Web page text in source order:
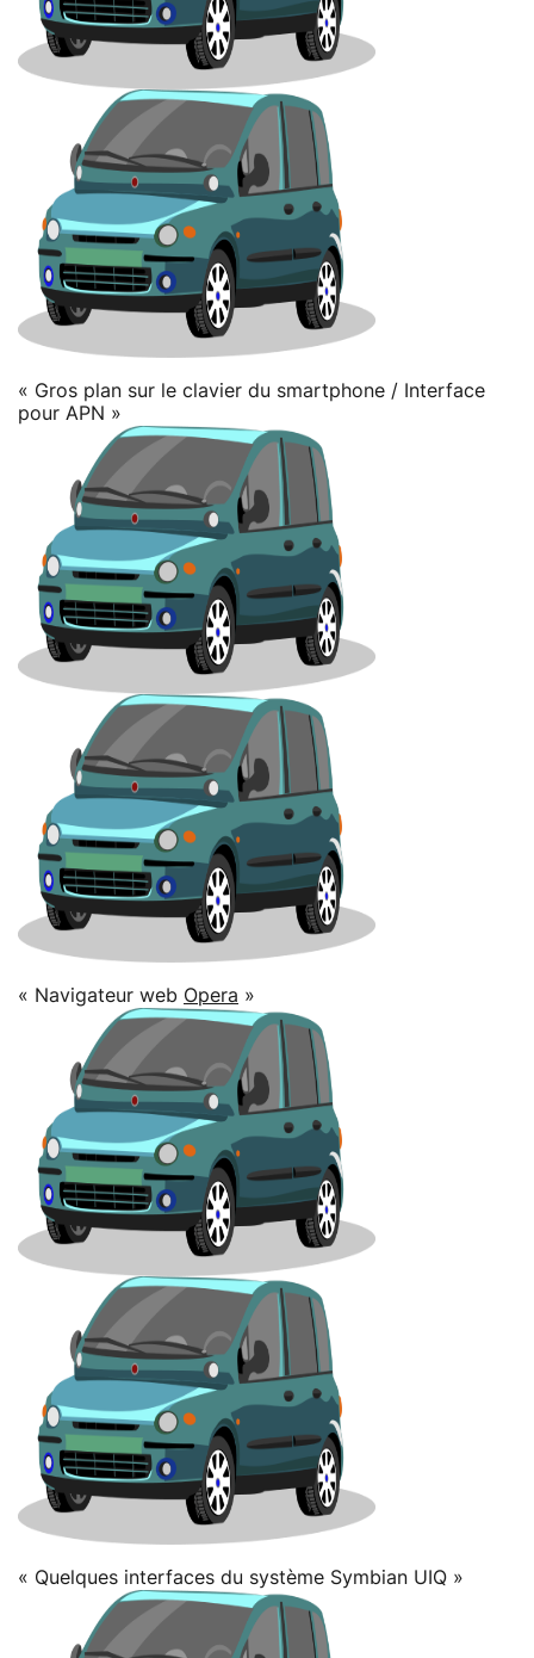
« Gros plan sur le clavier du smartphone / Interface
pour APN »
« Navigateur web Opera »
« Quelques interfaces du système Symbian UIQ »